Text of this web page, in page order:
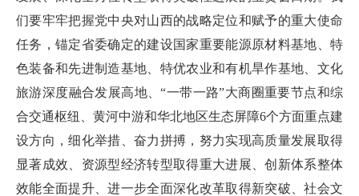
们要牢牢把握党中央对山西的战略定位和赋予的重大使命
任务，锚定省委确定的建设国家重要能源原材料基地、特
色装备和先进制造基地、特优农业和有机旱作基地、文化
旅游深度融合发展高地、“一带一路”大商圈重要节点和综
合交通枢纽、黄河中游和华北地区生态屏障6个方面重点建
设方向，细化举措、奋力拼搏，努力实现高质量发展取得
显著成效、资源型经济转型取得重大进展、创新体系整体
效能全面提升、进一步全面深化改革取得新突破、社会文